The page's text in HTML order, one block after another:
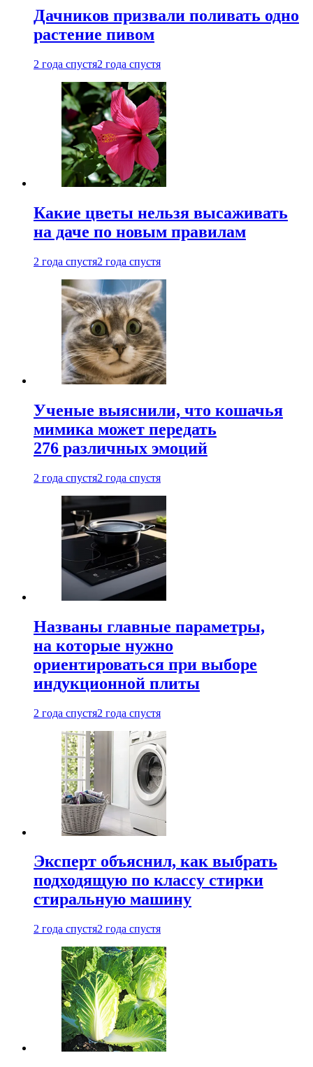
Дачников призвали поливать одно
растение пивом
2 года спустя2 года спустя
Какие цветы нельзя высаживать
на даче по новым правилам
2 года спустя2 года спустя
Ученые выяснили, что кошачья
мимика может передать
276 различных эмоций
2 года спустя2 года спустя
Названы главные параметры,
на которые нужно
ориентироваться при выборе
индукционной плиты
2 года спустя2 года спустя
Эксперт объяснил, как выбрать
подходящую по классу стирки
стиральную машину
2 года спустя2 года спустя